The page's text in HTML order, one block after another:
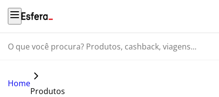
O que você procura? Produtos, cashback, viagens...
Home
Produtos